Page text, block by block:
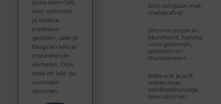
Slim omgaan met
metaalafval
Slimme sloten in
Montfoort: handig
voor gezinnen,
senioren en
thuiswerkers
Alles wat je wilt
weten over
tandheelkundige
specialismen
jouw stem telt.
Hier ontmoet
je andere
creatieve
geesten, deel je
blogs en lees je
inspirerende
verhalen. Doe
mee en laat de
woorden
stromen.